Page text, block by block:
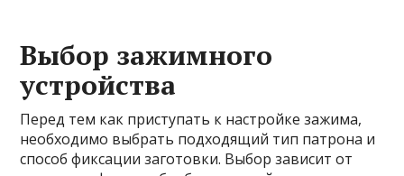
Выбор зажимного
устройства
Перед тем как приступать к настройке зажима,
необходимо выбрать подходящий тип патрона и
способ фиксации заготовки. Выбор зависит от